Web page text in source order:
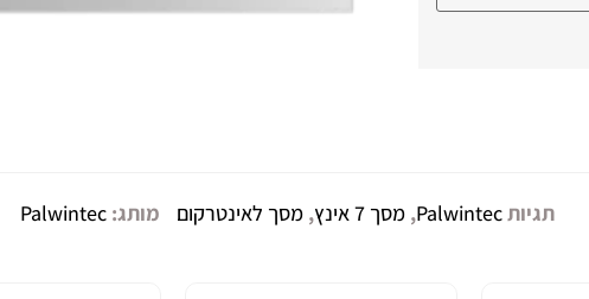
תגיותPalwintec
, מסך 7 אינץ , מסך לאינטרקום מותג:Palwintec